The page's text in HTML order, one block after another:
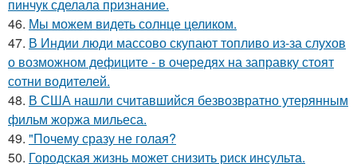
пинчук сделала признание.
46. Мы можем видеть солнце целиком.
47. В Индии люди массово скупают топливо из-за слухов
о возможном дефиците - в очередях на заправку стоят
сотни водителей.
48. В США нашли считавшийся безвозвратно утерянным
фильм жоржа мильеса.
49. "Почему сразу не голая?
50. Городская жизнь может снизить риск инсульта.